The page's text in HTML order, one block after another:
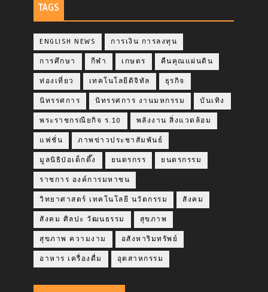
TAGS
ENGLISH NEWS การเงิน การลงทุน
การศึกษา กีฬา เกษตร คืนคุณแผ่นดิน
ท่องเที่ยว เทคโนโลยีดิจิทัล ธุรกิจ
นิทรรศการ นิทรรศการ งานมหกรรม บันเทิง
พระราชกรณียกิจ ร.10 พลังงาน สิ่งแวดล้อม
แฟชั่น ภาพข่าวประชาสัมพันธ์
มูลนิธิป่อเต็กตึ๊ง ยนตรกรร ยนตรกรรม
ราชการ องค์การมหาชน
วิทยาศาสตร์ เทคโนโลยี นวัตกรรม สังคม
สังคม ศิลปะ วัฒนธรรม สุขภาพ
สุขภาพ ความงาม อสังหาริมทรัพย์
อาหาร เครื่องดื่ม อุตสาหกรรม